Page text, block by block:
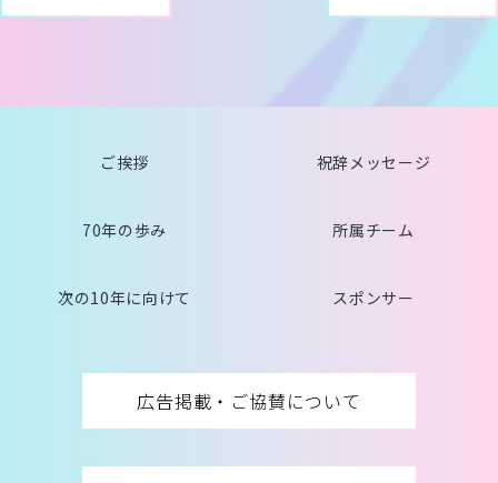
ご挨拶 祝辞メッセージ
70年の歩み 所属チーム
次の10年に向けて スポンサー
広告掲載・ご協賛について